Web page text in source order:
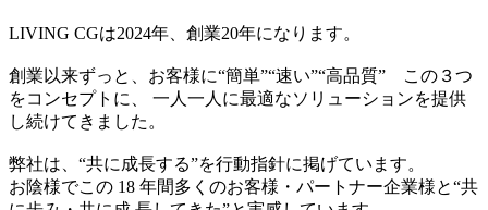
LIVING CGは2024年、創業20年になります。
創業以来ずっと、お客様に“簡単”“速い”“高品質” この３つ
をコンセプトに、 一人一人に最適なソリューションを提供
し続けてきました。
弊社は、“共に成長する”を行動指針に掲げています。
お陰様でこの 18 年間多くのお客様・パートナー企業様と“共